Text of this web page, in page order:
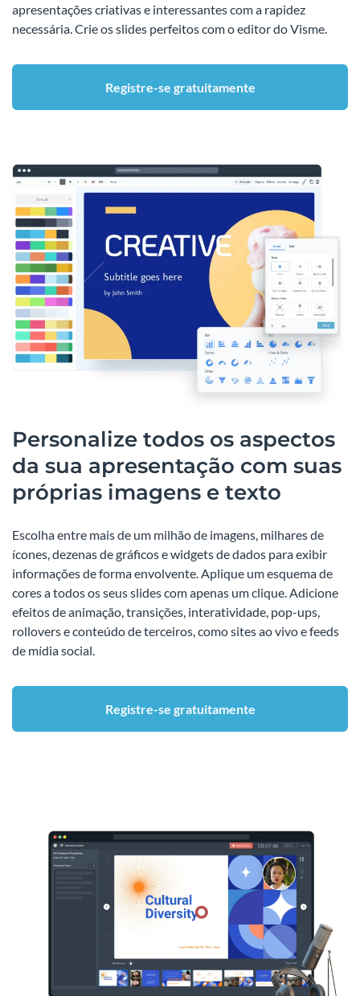
apresentações criativas e interessantes com a rapidez
necessária. Crie os slides perfeitos com o editor do Visme.
Registre-se gratuitamente
Personalize todos os aspectos
da sua apresentação com suas
próprias imagens e texto
Escolha entre mais de um milhão de imagens, milhares de
ícones, dezenas de gráficos e widgets de dados para exibir
informações de forma envolvente. Aplique um esquema de
cores a todos os seus slides com apenas um clique. Adicione
efeitos de animação, transições, interatividade, pop-ups,
rollovers e conteúdo de terceiros, como sites ao vivo e feeds
de mídia social.
Registre-se gratuitamente